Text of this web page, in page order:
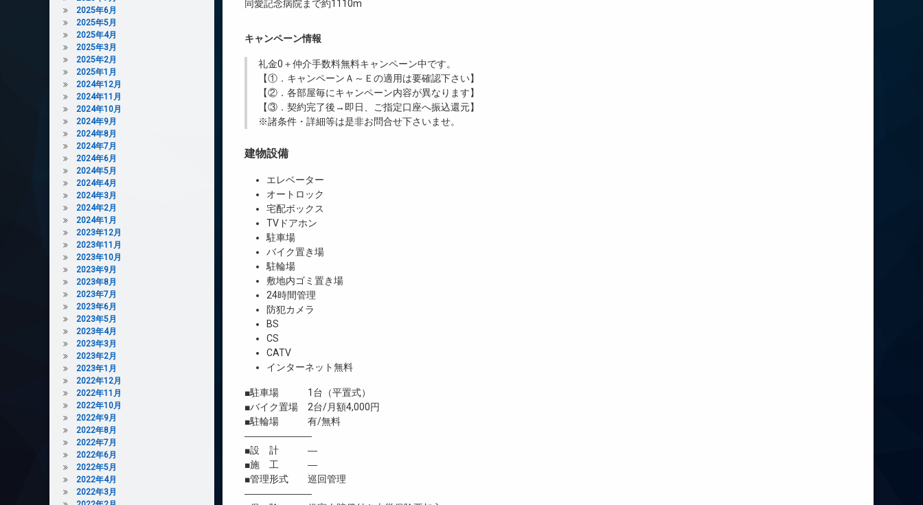
同愛記念病院まで約1110m
キャンペーン情報
礼金0 ＋仲介手数料無料キャンペーン中です。
【①．キャンペーンＡ～Ｅの適用は要確認下さい】
【②．各部屋毎にキャンペーン内容が異なります】
【③．契約完了後→即日、ご指定口座へ振込還元】
※諸条件・詳細等は是非お問合せ下さいませ。
建物設備
エレベーター
オートロック
宅配ボックス
TVドアホン
駐車場
バイク置き場
駐輪場
敷地内ゴミ置き場
24時間管理
防犯カメラ
BS
CS
CATV
インターネット無料
■駐車場 1台（平置式）
■バイク置場 2台/月額4,000円
■駐輪場 有/無料
―――――――
■設 計 ―
■施 工 ―
■管理形式 巡回管理
―――――――
2025年6月
2025年5月
2025年4月
2025年3月
2025年2月
2025年1月
2024年12月
2024年11月
2024年10月
2024年9月
2024年8月
2024年7月
2024年6月
2024年5月
2024年4月
2024年3月
2024年2月
2024年1月
2023年12月
2023年11月
2023年10月
2023年9月
2023年8月
2023年7月
2023年6月
2023年5月
2023年4月
2023年3月
2023年2月
2023年1月
2022年12月
2022年11月
2022年10月
2022年9月
2022年8月
2022年7月
2022年6月
2022年5月
2022年4月
2022年3月